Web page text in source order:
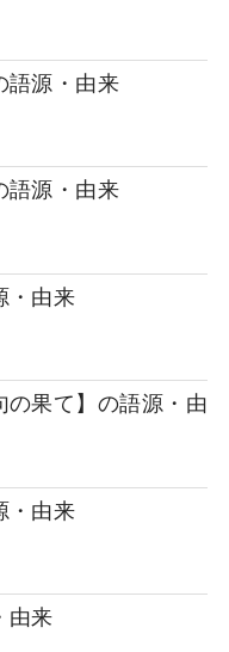
語源・由来
語源・由来
・由来
果て】の語源・由
・由来
由来